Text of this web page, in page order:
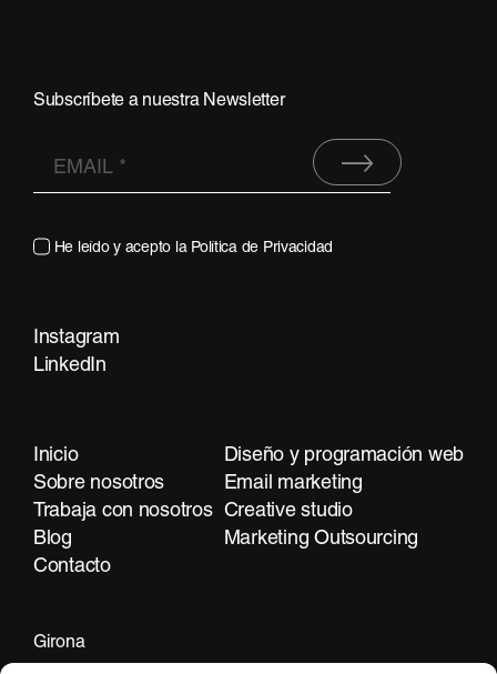
Subscríbete a nuestra Newsletter
He leído y acepto la Política de Privacidad
Instagram
LinkedIn
Inicio
Sobre nosotros
Trabaja con nosotros
Blog
Contacto
Diseño y programación web
Email marketing
Creative studio
Marketing Outsourcing
Girona